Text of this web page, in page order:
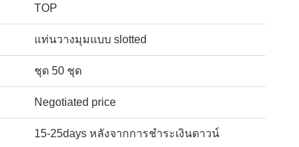
TOP
แท่นวางมุมแบบ slotted
ชุด 50 ชุด
Negotiated price
15-25days หลังจากการชำระเงินดาวน์